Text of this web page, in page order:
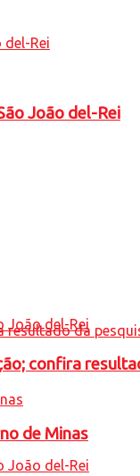
João del-Rei
confira
de Minas